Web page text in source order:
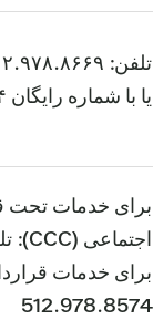
تلفن: ۵۱۲.۹۷۸.۸۶۶۹
یا با شماره رایگان ۸۴۴.۳۱۶.۲۰۰۴ تماس بگیرید
برای خدمات تحت
اجتماعی (CCC): تلفن: 512.324.3135
512.978.8574